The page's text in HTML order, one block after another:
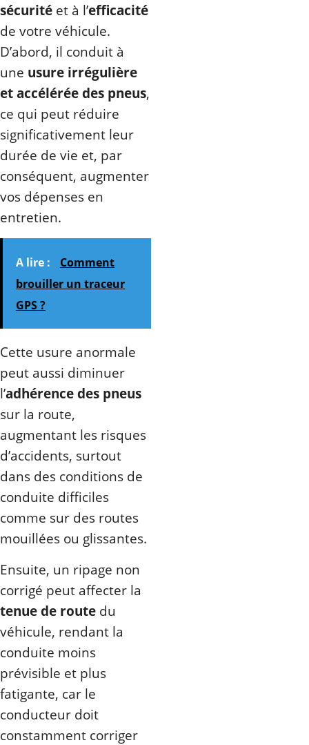
sécurité et à l’efficacité
de votre véhicule.
D’abord, il conduit à
une usure irrégulière
et accélérée des pneus,
ce qui peut réduire
significativement leur
durée de vie et, par
conséquent, augmenter
vos dépenses en
entretien.
A lire :
Comment
brouiller un traceur
GPS ?
Cette usure anormale
peut aussi diminuer
l’adhérence des pneus
sur la route,
augmentant les risques
d’accidents, surtout
dans des conditions de
conduite difficiles
comme sur des routes
mouillées ou glissantes.
Ensuite, un ripage non
corrigé peut affecter la
tenue de route du
véhicule, rendant la
conduite moins
prévisible et plus
fatigante, car le
conducteur doit
constamment corriger